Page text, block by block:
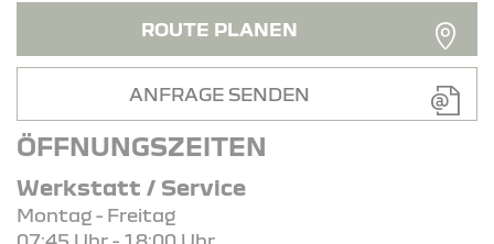
ROUTE PLANEN
ANFRAGE SENDEN
ÖFFNUNGSZEITEN
Werkstatt / Service
Montag - Freitag